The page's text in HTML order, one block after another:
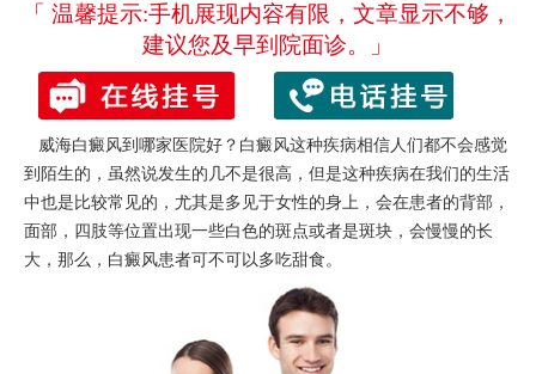
「 温馨提示:手机展现内容有限，文章显示不够，
建议您及早到院面诊。」
威海白癜风到哪家医院好？白癜风这种疾病相信人们都不会感觉
到陌生的，虽然说发生的几不是很高，但是这种疾病在我们的生活
中也是比较常见的，尤其是多见于女性的身上，会在患者的背部，
面部，四肢等位置出现一些白色的斑点或者是斑块，会慢慢的长
大，那么，白癜风患者可不可以多吃甜食。